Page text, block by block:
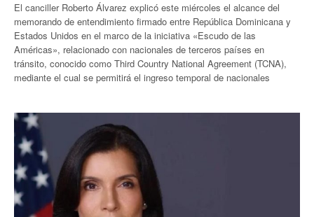
El canciller Roberto Álvarez explicó este miércoles el alcance del
memorando de entendimiento firmado entre República Dominicana y
Estados Unidos en el marco de la iniciativa «Escudo de las
Américas», relacionado con nacionales de terceros países en
tránsito, conocido como Third Country National Agreement (TCNA),
mediante el cual se permitirá el ingreso temporal de nacionales